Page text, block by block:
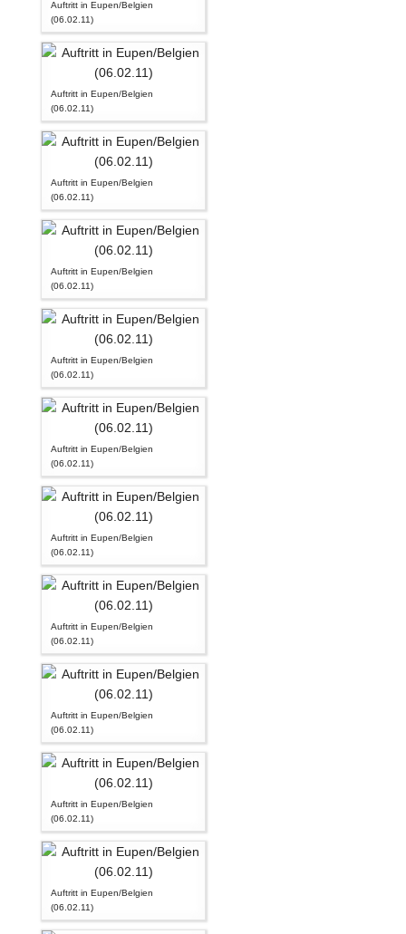
Auftritt in Eupen/Belgien
(06.02.11)
Auftritt in Eupen/Belgien
(06.02.11)
Auftritt in Eupen/Belgien
(06.02.11)
Auftritt in Eupen/Belgien
(06.02.11)
Auftritt in Eupen/Belgien
(06.02.11)
Auftritt in Eupen/Belgien
(06.02.11)
Auftritt in Eupen/Belgien
(06.02.11)
Auftritt in Eupen/Belgien
(06.02.11)
Auftritt in Eupen/Belgien
(06.02.11)
Auftritt in Eupen/Belgien
(06.02.11)
Auftritt in Eupen/Belgien
(06.02.11)